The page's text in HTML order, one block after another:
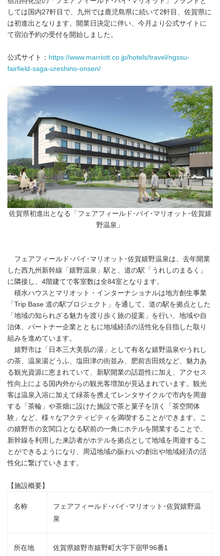
しては国内27軒目で、九州では鹿児島県に続いて2軒目、佐賀県に
は初進出となります。開業日決定に伴い、今月より公式サイトに
て宿泊予約の受付を開始しました。
公式サイト： https://www.marriott.co.jp/hotels/travel/ngssu-
fairfield-saga-ureshino-onsen/
佐賀県初進出となる「フェアフィールド･バイ･マリオット･佐賀嬉
野温泉」
フェアフィールド･バイ･マリオット･佐賀嬉野温泉は、去年開業
した西九州新幹線「嬉野温泉」駅と、道の駅「うれしのまるく」
に隣接し、4階建てで客室数は全84室となります。
積水ハウスとマリオット・インターナショナルは地方創生事業
「Trip Base 道の駅プロジェクト」を通して、道の駅を拠点とした
「地域の知られざる魅力を渡り歩く旅の提案」を行い、地域や自
治体、パートナー企業とともに地域経済の活性化を目指した取り
組みを進めています。
嬉野市は「日本三大美肌の湯」として有名な嬉野温泉やうれし
の茶、温泉湯どうふ、塩田津の街並み、肥前吉田焼など、魅力あ
る観光資源に恵まれていて、新駅開業の話題性に加え、アクセス
性向上による国内外からの観光客増加が見込まれています。観光
客は温泉入浴に加えて緑茶を携えてレンタサイクルで市内を周遊
する「茶輪」や茶畑に設けた施設で茶と菓子を頂く「茶空間体
験」など、様々なアクティビティを満喫することができます。こ
の嬉野市の玄関口となる駅前の一角にホテルを開業することで、
新幹線を利用した来訪者がホテルを拠点として地域を周遊するこ
とができるようになり、周辺地域の賑わいの創出や地域経済の活
性化に繋げていきます。
【施設概要】
名称
フェアフィールド･バイ･マリオット･佐賀嬉野温
泉
所在地 佐賀県嬉野市嬉野町大字下宿甲96番1